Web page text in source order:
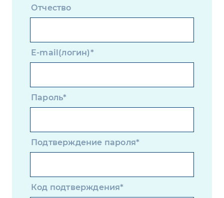
Отчество
E-mail(логин)*
Пароль*
Подтверждение пароля*
Код подтверждения*